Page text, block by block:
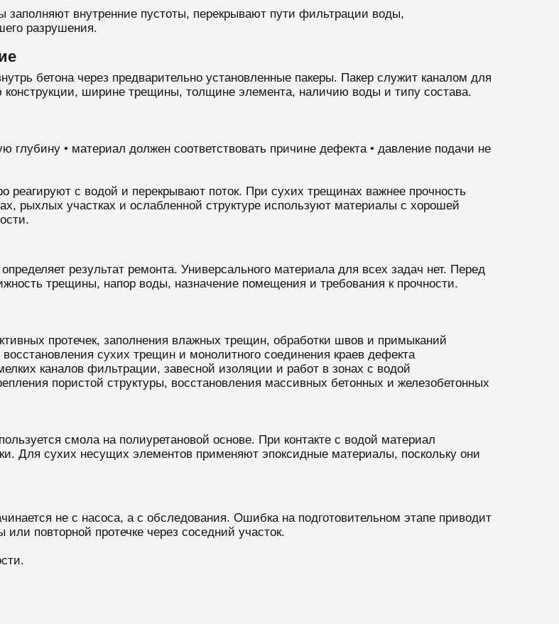
заполняют внутренние пустоты, перекрывают пути фильтрации воды,
разрушения.
бетона через предварительно установленные пакеры. Пакер служит каналом для
ширине трещины, толщине элемента, наличию воды и типу состава.
глубину • материал должен соответствовать причине дефекта • давление подачи не
реагируют с водой и перекрывают поток. При сухих трещинах важнее прочность
рыхлых участках и ослабленной структуре используют материалы с хорошей
результат ремонта. Универсального материала для всех задач нет. Перед
трещины, напор воды, назначение помещения и требования к прочности.
протечек, заполнения влажных трещин, обработки швов и примыканий
сухих трещин и монолитного соединения краев дефекта
каналов фильтрации, завесной изоляции и работ в зонах с водой
пористой структуры, восстановления массивных бетонных и железобетонных
смола на полиуретановой основе. При контакте с водой материал
Для сухих несущих элементов применяют эпоксидные материалы, поскольку они
не с насоса, а с обследования. Ошибка на подготовительном этапе приводит
повторной протечке через соседний участок.